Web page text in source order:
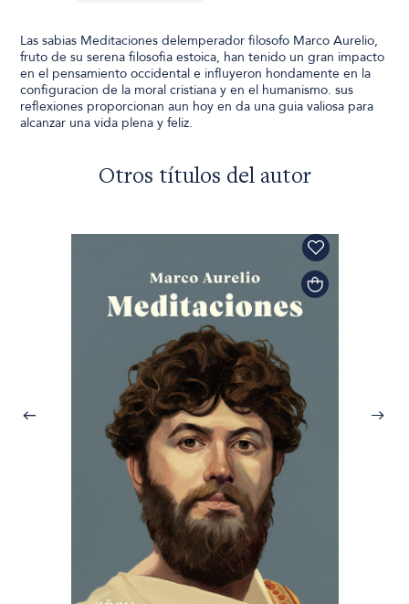
Las sabias Meditaciones delemperador filosofo Marco Aurelio,
fruto de su serena filosofia estoica, han tenido un gran impacto
en el pensamiento occidental e influyeron hondamente en la
configuracion de la moral cristiana y en el humanismo. sus
reflexiones proporcionan aun hoy en da una guia valiosa para
alcanzar una vida plena y feliz.
Otros títulos del autor